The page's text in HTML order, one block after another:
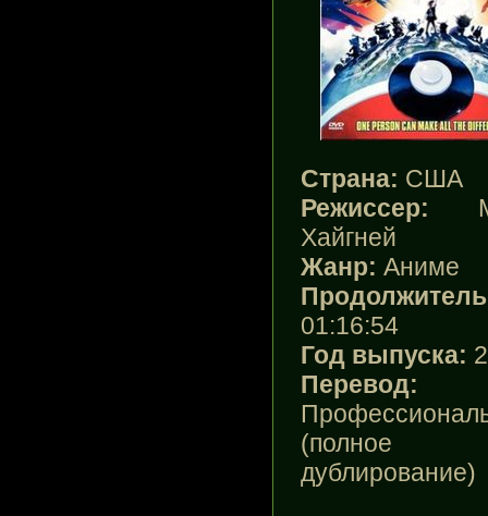
Страна: США
Режиссер:
Хайгней
Жанр: Аниме
01:16:54
Год выпуска:
Перевод:
(полное
дублирование)